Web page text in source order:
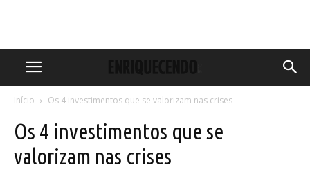
Início Os 4 investimentos que se valorizam nas crises
Os 4 investimentos que se
valorizam nas crises